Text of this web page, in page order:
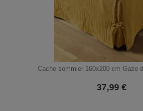
Cache sommier 160x200 cm Gaze
37,99 €